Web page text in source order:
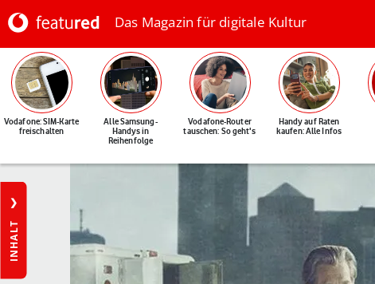
Das Magazin für digitale Kultur
Vodafone: SIM-Karte
freischalten
Alle Samsung-
Handys in
Reihenfolge
Vodafone-Router
tauschen: So geht's
Handy auf Raten
kaufen: Alle Infos
INHALT